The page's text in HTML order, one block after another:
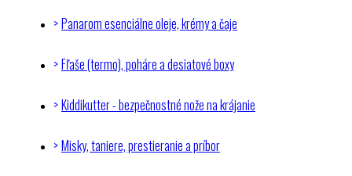
Panarom esenciálne oleje, krémy a čaje
Fľaše (termo), poháre a desiatové boxy
Kiddikutter - bezpečnostné nože na krájanie
Misky, taniere, prestieranie a príbor